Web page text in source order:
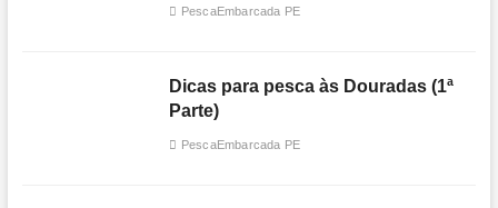
PescaEmbarcada PE
Dicas para pesca às Douradas (1ª
Parte)
PescaEmbarcada PE